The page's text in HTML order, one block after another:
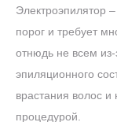
Электроэпилятор
порог и требует
отнюдь не всем
эпиляционного
врастания волос
процедурой.